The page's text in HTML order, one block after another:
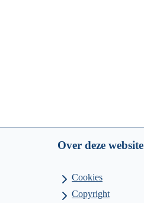
Over deze website
Cookies
Copyright